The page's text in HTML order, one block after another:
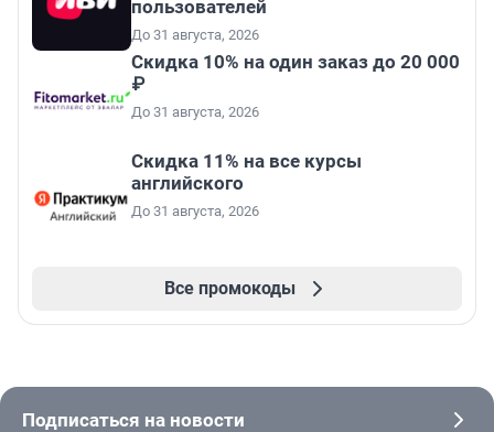
пользователей
До 31 августа, 2026
Скидка 10% на один заказ до 20 000
₽
До 31 августа, 2026
Скидка 11% на все курсы
английского
До 31 августа, 2026
Все промокоды
Подписаться на новости